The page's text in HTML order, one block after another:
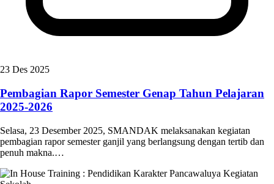
23 Des 2025
Pembagian Rapor Semester Genap Tahun Pelajaran
2025-2026
Selasa, 23 Desember 2025, SMANDAK melaksanakan kegiatan
pembagian rapor semester ganjil yang berlangsung dengan tertib dan
penuh makna.…
Kegiatan